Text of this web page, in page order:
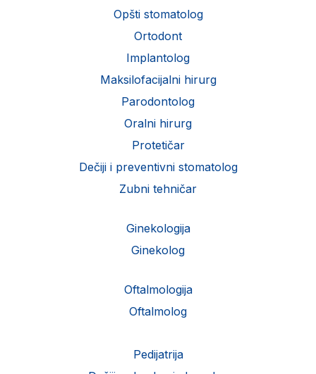
Opšti stomatolog
Ortodont
Implantolog
Maksilofacijalni hirurg
Parodontolog
Oralni hirurg
Protetičar
Dečiji i preventivni stomatolog
Zubni tehničar
Ginekologija
Ginekolog
Oftalmologija
Oftalmolog
Pedijatrija